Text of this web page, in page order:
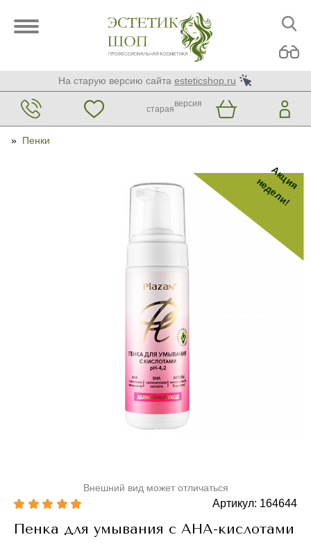
На старую версию сайта esteticshop.ru
старая
версия
» Пенки
Акция
недели!
Внешний вид может отличаться
Артикул: 164644
Пенка для умывания с AHA-кислотами